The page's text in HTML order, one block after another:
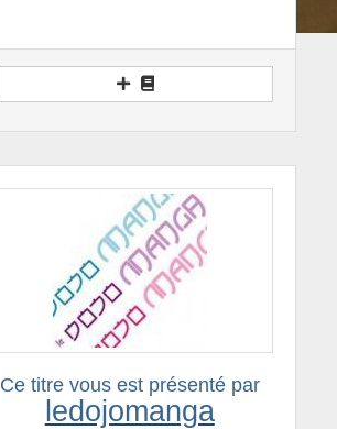
Ce titre vous est présenté par
ledojomanga